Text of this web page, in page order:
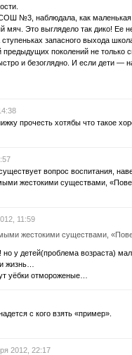
№3, наблюдала, как маленькая
мяч. Это выглядело так дико! Ее
запасного выхода
предыдущих поколений не только
и безоглядно. И если дети —
прочесть хотябы что такое
вопрос воспитания,
жестокими существами,
11:59
жестокими существами,
но у детей(проблема возраста)
жизнь…
уёбки отмороженые…
с кого взять «пример».
2012, 22:17